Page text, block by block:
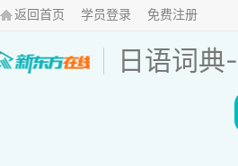
返回首页 学员登录 免费注册
日语词典-